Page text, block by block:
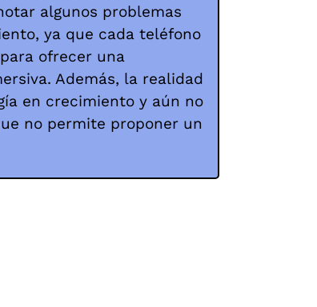
algunos problemas
ya que cada teléfono
ofrecer una
Además, la realidad
en crecimiento y aún no
no permite proponer un